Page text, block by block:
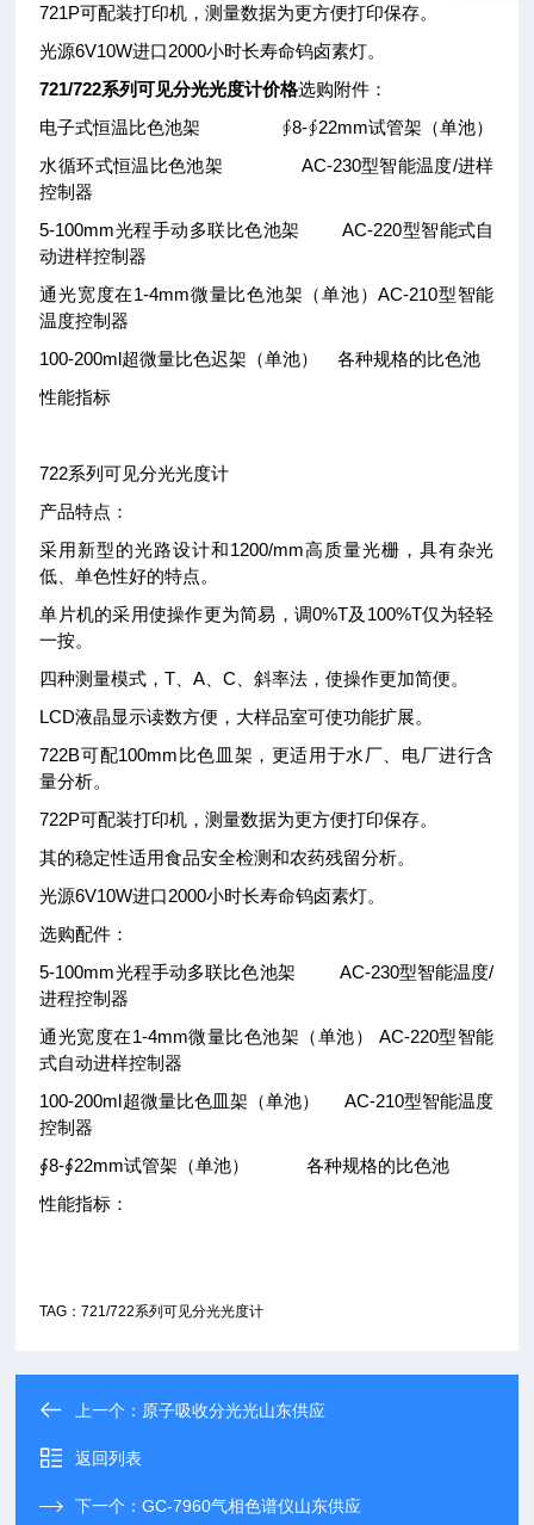
721P可配装打印机，测量数据为更方便打印保存。
光源6V10W进口2000小时长寿命钨卤素灯。
721/722系列可见分光光度计价格选购附件：
电子式恒温比色池架 ∮8-∮22mm试管架（单池）
水循环式恒温比色池架 AC-230型智能温度/进样
控制器
5-100mm光程手动多联比色池架 AC-220型智能式自
动进样控制器
通光宽度在1-4mm微量比色池架（单池）AC-210型智能
温度控制器
100-200ml超微量比色迟架（单池） 各种规格的比色池
性能指标
722系列可见分光光度计
产品特点：
采用新型的光路设计和1200/mm高质量光栅，具有杂光
低、单色性好的特点。
单片机的采用使操作更为简易，调0%T及100%T仅为轻轻
一按。
四种测量模式，T、A、C、斜率法，使操作更加简便。
LCD液晶显示读数方便，大样品室可使功能扩展。
722B可配100mm比色皿架，更适用于水厂、电厂进行含
量分析。
722P可配装打印机，测量数据为更方便打印保存。
其的稳定性适用食品安全检测和农药残留分析。
光源6V10W进口2000小时长寿命钨卤素灯。
选购配件：
5-100mm光程手动多联比色池架 AC-230型智能温度/
进程控制器
通光宽度在1-4mm微量比色池架（单池） AC-220型智能
式自动进样控制器
100-200ml超微量比色皿架（单池） AC-210型智能温度
控制器
∮8-∮22mm试管架（单池） 各种规格的比色池
性能指标：
TAG：721/722系列可见分光光度计
上一个： 原子吸收分光光山东供应
返回列表
下一个：GC-7960气相色谱仪山东供应